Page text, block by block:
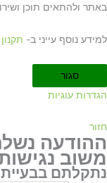
באתר ולהתאים תוכן
למידע נוסף עייני ב-
סגור
הגדרות עוגיות
חזור
ההודעה
משוב
נתקלתם בבעיית